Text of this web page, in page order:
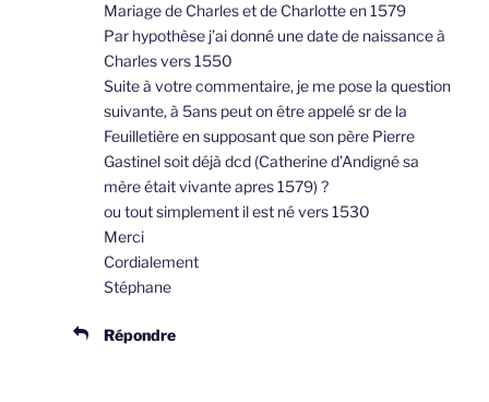
Mariage de Charles et de Charlotte en 1579
Par hypothèse j’ai donné une date de naissance à
Charles vers 1550
Suite à votre commentaire, je me pose la question
suivante, à 5ans peut on être appelé sr de la
Feuilletière en supposant que son père Pierre
Gastinel soit déjà dcd (Catherine d’Andigné sa
mère était vivante apres 1579) ?
ou tout simplement il est né vers 1530
Merci
Cordialement
Stéphane
Répondre